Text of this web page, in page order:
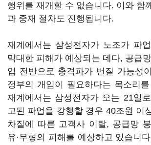
행위를 재개할 수 없습니다. 이와 함
과 중재 절차도 진행됩니다.
재계에서는 삼성전자가 노조가 파
막대한 피해가 예상되는 데다, 공급
업 전반으로 충격파가 번질 가능성
정부의 개입이 필요하다는 목소리
재계에서는 삼성전자가 오는 21일
고된 파업을 강행할 경우 40조원 이
차질에 따른 고객사 이탈, 공급망
유·무형의 피해를 예상하고 있습니다